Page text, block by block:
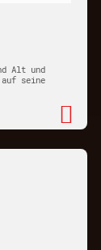
Alt und
seine